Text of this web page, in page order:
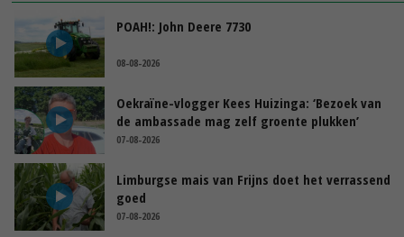
POAH!: John Deere 7730
08-08-2026
Oekraïne-vlogger Kees Huizinga: ‘Bezoek van
de ambassade mag zelf groente plukken’
07-08-2026
Limburgse mais van Frijns doet het verrassend
goed
07-08-2026